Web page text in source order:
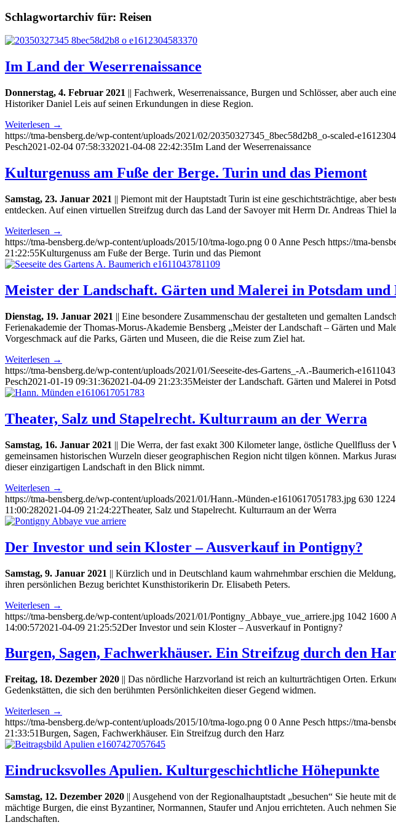
Schlagwortarchiv für: Reisen
Im Land der Weserrenaissance
Donnerstag, 4. Februar 2021 || Fachwerk, Weserrenaissance, Burgen und Schlösser, aber auch
Historiker Daniel Leis auf seinen Erkundungen in diese Region.
Weiterlesen →
https://tma-bensberg.de/wp-content/uploads/2021/02/20350327345_8bec58d2b8_o-scaled-
Pesch2021-02-04 07:58:332021-04-08 22:42:35Im Land der Weserrenaissance
Kulturgenuss am Fuße der Berge. Turin und das Piemont
Samstag, 23. Januar 2021 || Piemont mit der Hauptstadt Turin ist eine geschichtsträchtige, aber
entdecken. Auf einen virtuellen Streifzug durch das Land der Savoyer mit Herrn Dr. Andreas Thiel
Weiterlesen →
https://tma-bensberg.de/wp-content/uploads/2015/10/tma-logo.png 0 0 Anne Pesch https://tma-
21:22:55Kulturgenuss am Fuße der Berge. Turin und das Piemont
Meister der Landschaft. Gärten und Malerei in Potsdam und
Dienstag, 19. Januar 2021 || Eine besondere Zusammenschau der gestalteten und gemalten
Ferienakademie der Thomas-Morus-Akademie Bensberg „Meister der Landschaft – Gärten und
Vorgeschmack auf die Parks, Gärten und Museen, die die Reise zum Ziel hat.
Weiterlesen →
https://tma-bensberg.de/wp-content/uploads/2021/01/Seeseite-des-Gartens_-A.-Baumerich-
Pesch2021-01-19 09:31:362021-04-09 21:23:35Meister der Landschaft. Gärten und Malerei in
Theater, Salz und Stapelrecht. Kulturraum an der Werra
Samstag, 16. Januar 2021 || Die Werra, der fast exakt 300 Kilometer lange, östliche Quellfluss der
gemeinsamen historischen Wurzeln dieser geographischen Region nicht tilgen können. Markus
dieser einzigartigen Landschaft in den Blick nimmt.
Weiterlesen →
https://tma-bensberg.de/wp-content/uploads/2021/01/Hann.-Münden-e1610617051783.jpg 630 1224
11:00:282021-04-09 21:24:22Theater, Salz und Stapelrecht. Kulturraum an der Werra
Der Investor und sein Kloster – Ausverkauf in Pontigny?
Samstag, 9. Januar 2021 || Kürzlich und in Deutschland kaum wahrnehmbar erschien die
ihren persönlichen Bezug berichtet Kunsthistorikerin Dr. Elisabeth Peters.
Weiterlesen →
https://tma-bensberg.de/wp-content/uploads/2021/01/Pontigny_Abbaye_vue_arriere.jpg 1042 1600
14:00:572021-04-09 21:25:52Der Investor und sein Kloster – Ausverkauf in Pontigny?
Burgen, Sagen, Fachwerkhäuser. Ein Streifzug durch den
Freitag, 18. Dezember 2020 || Das nördliche Harzvorland ist reich an kulturträchtigen Orten.
Gedenkstätten, die sich den berühmten Persönlichkeiten dieser Gegend widmen.
Weiterlesen →
https://tma-bensberg.de/wp-content/uploads/2015/10/tma-logo.png 0 0 Anne Pesch https://tma-
21:33:51Burgen, Sagen, Fachwerkhäuser. Ein Streifzug durch den Harz
Eindrucksvolles Apulien. Kulturgeschichtliche Höhepunkte
Samstag, 12. Dezember 2020 || Ausgehend von der Regionalhauptstadt „besuchen“ Sie heute
mächtige Burgen, die einst Byzantiner, Normannen, Staufer und Anjou errichteten. Auch nehmen
Landschaften.